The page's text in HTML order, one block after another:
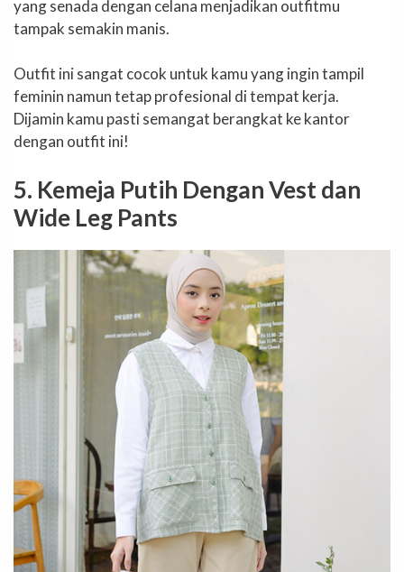
yang senada dengan celana menjadikan outfitmu
tampak semakin manis.
Outfit ini sangat cocok untuk kamu yang ingin tampil
feminin namun tetap profesional di tempat kerja.
Dijamin kamu pasti semangat berangkat ke kantor
dengan outfit ini!
5. Kemeja Putih Dengan Vest dan
Wide Leg Pants